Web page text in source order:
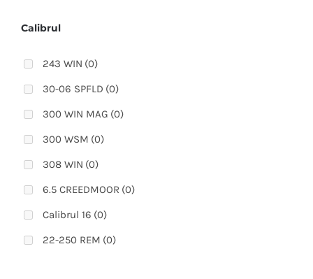
Calibrul
243 WIN (0)
30-06 SPFLD (0)
300 WIN MAG (0)
300 WSM (0)
308 WIN (0)
6.5 CREEDMOOR (0)
Calibrul 16 (0)
22-250 REM (0)